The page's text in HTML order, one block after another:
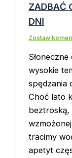
ZADBAĆ
DNI
Zostaw
wysokie
spędzania
Choć lato
beztroską,
tracimy
apetyt